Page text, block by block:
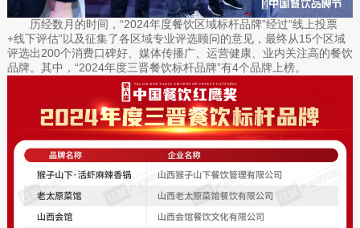
历经数月的时间，“2024年度餐饮区域标杆品牌”经过“线上投票
+线下评估”以及征集了各区域专业评选顾问的意见，最终从15个区域
评选出200个消费口碑好、媒体传播广、运营健康、业内关注高的餐饮
品牌。其中，“2024年度三晋餐饮标杆品牌”有4个品牌上榜。